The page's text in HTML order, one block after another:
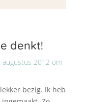
denkt!
augustus 2012 om
bezig. Ik heb